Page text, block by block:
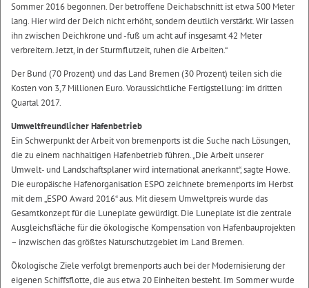
Sommer 2016 begonnen. Der betroffene Deichabschnitt ist etwa 500 Meter
lang. Hier wird der Deich nicht erhöht, sondern deutlich verstärkt. Wir lassen
ihn zwischen Deichkrone und -fuß um acht auf insgesamt 42 Meter
verbreitern. Jetzt, in der Sturmflutzeit, ruhen die Arbeiten.“
Der Bund (70 Prozent) und das Land Bremen (30 Prozent) teilen sich die
Kosten von 3,7 Millionen Euro. Voraussichtliche Fertigstellung: im dritten
Quartal 2017.
Umweltfreundlicher Hafenbetrieb
Ein Schwerpunkt der Arbeit von bremenports ist die Suche nach Lösungen,
die zu einem nachhaltigen Hafenbetrieb führen. „Die Arbeit unserer
Umwelt- und Landschaftsplaner wird international anerkannt“, sagte Howe.
Die europäische Hafenorganisation ESPO zeichnete bremenports im Herbst
mit dem „ESPO Award 2016“ aus. Mit diesem Umweltpreis wurde das
Gesamtkonzept für die Luneplate gewürdigt. Die Luneplate ist die zentrale
Ausgleichsfläche für die ökologische Kompensation von Hafenbauprojekten
– inzwischen das größtes Naturschutzgebiet im Land Bremen.
Ökologische Ziele verfolgt bremenports auch bei der Modernisierung der
eigenen Schiffsflotte, die aus etwa 20 Einheiten besteht. Im Sommer wurde